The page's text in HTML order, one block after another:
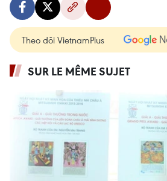
Theo dõi VietnamPlus
SUR LE MÊME SUJET